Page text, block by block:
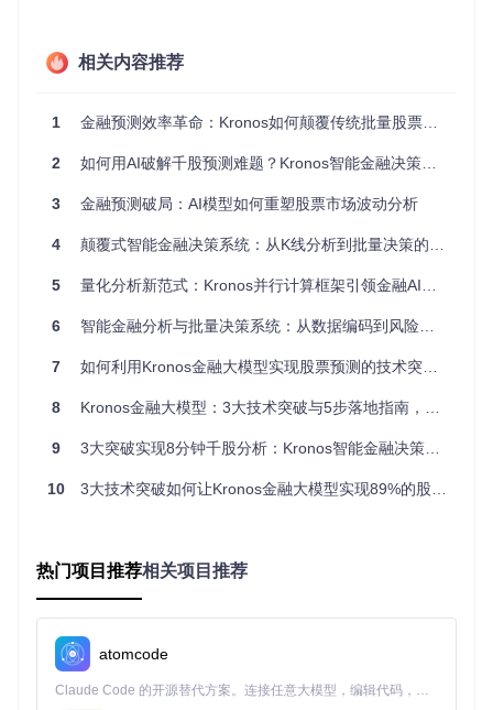
化为模型可直接学习的结构化数据，使数据预处理效率提升40
0%。
1.2 混合注意力机制的预测模型
力机制，解决了传统Transformer在金融预测中的两大痛点：
信息泄露；二是引入交叉注意力模块，实现价格序列与成交量
键市场信号，较单一特征预测准确率提升18%。
📌技术价值转化：在沪深300成分股预测中，该机制成功识别
势反转预测提前15-30分钟。
1.3 分布式批量分析引擎
颈？Kronos构建了基于动态任务调度的分布式计算框架 ，通过
特征动态调整批次大小，梯度累积策略降低显存占用，而优先
股票的预测时间从3小时压缩至45分钟。
2.1 个股精细化预测系统
如何将复杂的模型能力转化为直观的交易信号？Kronos的个股
预测模块提供多维度分析界面，不仅展示价格与成交量的预测
曲线，还内置买卖点评分系统。以下是对某港股科技股的5分
钟K线预测实例，系统准确捕捉到午后的趋势反转信号：
相关内容推荐
1 金融预测效率革命：Kronos如何颠覆传统批量股票分析模式
2 如何用AI破解千股预测难题？Kronos智能金融决策系统的批量分析革命
3 金融预测破局：AI模型如何重塑股票市场波动分析
4 颠覆式智能金融决策系统：从K线分析到批量决策的量化革命
5 量化分析新范式：Kronos并行计算框架引领金融AI实时处理革命
6 智能金融分析与批量决策系统：从数据编码到风险控制的全流程革新
7 如何利用Kronos金融大模型实现股票预测的技术突破与商业落地
8 Kronos金融大模型：3大技术突破与5步落地指南，实现89.2%股票预测准确率
9 3大突破实现8分钟千股分析：Kronos智能金融决策系统的实战价值
10 3大技术突破如何让Kronos金融大模型实现89%的股价预测准确率？
热门项目推荐相关项目推荐
atomcode
Claude Code 的开源替代方案。连接任意大模型，编辑代码，运行命令，自动验证 — 全自动执行。用 Rust 构建，极致性能。 ｜ An open-source alternative to Claude Code. Connect any LLM, edit code, run commands, and verify changes — autonomously. Built in Rust for speed. Get Started